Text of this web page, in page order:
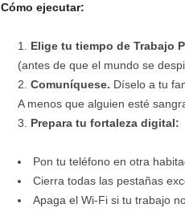
Cómo ejecutar:
Elige tu tiempo de Trabajo
(antes de que el mundo se
Comuníquese. Díselo a tu
A menos que alguien esté
Prepara tu fortaleza digital:
Pon tu teléfono en otra
Cierra todas las pestañas
Apaga el Wi-Fi si tu trabajo